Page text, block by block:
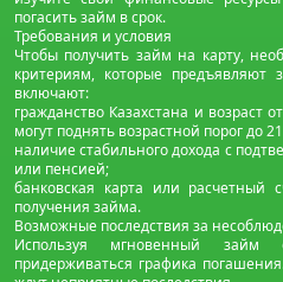
погасить займ в срок.
Требования и условия
Чтобы получить займ на карту,
критериям, которые
включают:
гражданство Казахстана и возраст
могут поднять возрастной порог до
наличие стабильного дохода с
или пенсией;
банковская карта или расчетный
получения займа.
Возможные последствия за
Используя мгновенный займ
придерживаться графика